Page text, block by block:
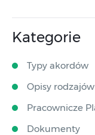
Kategorie
Typy akordów
Opisy
Pracownicze
Dokumenty